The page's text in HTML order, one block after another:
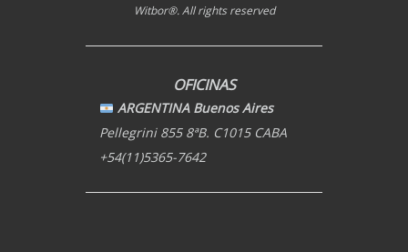
Witbor®. All rights reserved
OFICINAS
ARGENTINA Buenos Aires
Pellegrini 855 8ªB. C1015 CABA
+54(11)5365-7642